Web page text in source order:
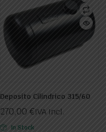
Deposito Cilindrico 315/60
270,00 €IVA Incl.
In Stock